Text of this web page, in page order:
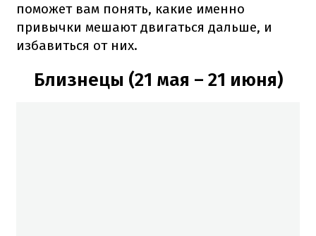
поможет вам понять, какие именно
привычки мешают двигаться дальше, и
избавиться от них.
Близнецы (21 мая – 21 июня)